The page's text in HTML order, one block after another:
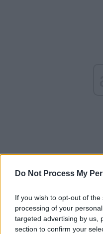
Do Not Process My
If you wish to opt-out of
processing of your
targeted advertising by us,
section to confirm your
Apoi, tăcere. Povestea
excepția de
a fost o nouă cacealma.
de zi. Iar speța
cu multe luni înainte,